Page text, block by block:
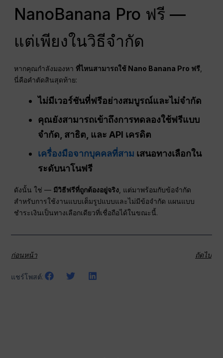
NanoBanana Pro ฟรี —
แต่เพียงในวิธีจำกัด
หากคุณกำลังมองหาที่ไหนสามารถใช้ Nano Banana Pro ฟรี
นี่คือคำตัดสินสุดท้าย:
ไม่มีเวอร์ชันที่ฟรีอย่างสมบูรณ์และไม่จำกัด
คุณยังสามารถเข้าถึงการทดลองใช้ฟรีแบบ
จำกัด, สาธิต, และAPI เครดิต
เครื่องมือจากบุคคลที่สาม เสนอทางเลือกใน
ระดับนาโนฟรี
ดังนั้น ใช่ — มีวิธีฟรีที่ถูกต้องอยู่จริง , แต่มาพร้อมกับข้อจำกัด
สำหรับการใช้งานแบบเต็มรูปแบบและไม่มีข้อจำกัด แผนแบบ
ชำระเงินเป็นทางเลือกเดียวที่เชื่อถือได้ในขณะนี้.
ก่อนหน้า ถัดไป
แชร์โพสต์: